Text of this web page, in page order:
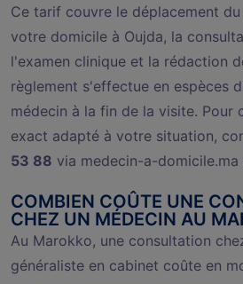
Ce tarif couvre le déplacement
votre domicile à Oujda, la
l'examen clinique et la rédaction
règlement s'effectue en espèces
médecin à la fin de la visite. Pour
exact adapté à votre situation,
53 88 via medecin-a-
COMBIEN COÛTE UNE
CHEZ UN MÉDECIN AU
Au Marokko, une consultation
généraliste en cabinet coûte en